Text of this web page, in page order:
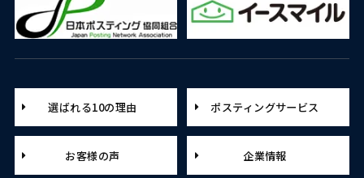
選ばれる10の理由 ポスティングサービス
お客様の声 企業情報